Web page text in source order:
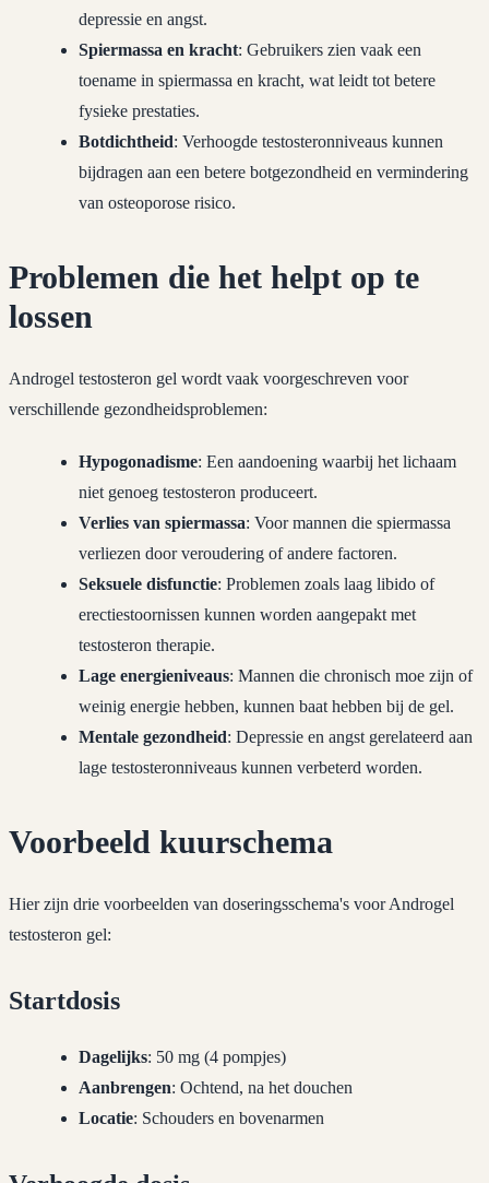
depressie en angst.
Spiermassa en kracht: Gebruikers zien vaak een
toename in spiermassa en kracht, wat leidt tot betere
fysieke prestaties.
Botdichtheid: Verhoogde testosteronniveaus kunnen
bijdragen aan een betere botgezondheid en vermindering
van osteoporose risico.
Problemen die het helpt op te
lossen
Androgel testosteron gel wordt vaak voorgeschreven voor
verschillende gezondheidsproblemen:
Hypogonadisme: Een aandoening waarbij het lichaam
niet genoeg testosteron produceert.
Verlies van spiermassa: Voor mannen die spiermassa
verliezen door veroudering of andere factoren.
Seksuele disfunctie: Problemen zoals laag libido of
erectiestoornissen kunnen worden aangepakt met
testosteron therapie.
Lage energieniveaus: Mannen die chronisch moe zijn of
weinig energie hebben, kunnen baat hebben bij de gel.
Mentale gezondheid: Depressie en angst gerelateerd aan
lage testosteronniveaus kunnen verbeterd worden.
Voorbeeld kuurschema
Hier zijn drie voorbeelden van doseringsschema's voor Androgel
testosteron gel:
Startdosis
Dagelijks: 50 mg (4 pompjes)
Aanbrengen: Ochtend, na het douchen
Locatie: Schouders en bovenarmen